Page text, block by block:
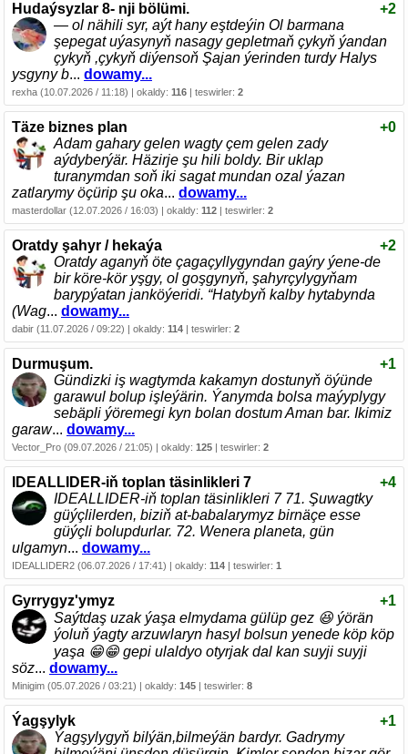
Hudaýsyzlar 8- nji bölümi.
+2
— ol nähili syr, aýt hany eştdeýin Ol barmana
şepegat uýasynyň nasagy gepletmaň çykyň ýandan
çykyň ,çykyň diýensoň Şajan ýerinden turdy Halys
ysgyny b... dowamy...
rexha (10.07.2026 / 11:18) | okaldy: 116 | teswirler: 2
Täze biznes plan
+0
Adam gahary gelen wagty çem gelen zady
aýdyberýär. Häzirje şu hili boldy. Bir uklap
turanymdan soň iki sagat mundan ozal ýazan
zatlarymy öçürip şu oka... dowamy...
masterdollar (12.07.2026 / 16:03) | okaldy: 112 | teswirler: 2
Oratdy şahyr / hekaýa
+2
Oratdy aganyň öte çagaçyllygyndan gaýry ýene-de
bir köre-kör yşgy, ol goşgynyň, şahyrçylygyňam
barypýatan janköýeridi. “Hatybyň kalby hytabynda
(Wag... dowamy...
dabir (11.07.2026 / 09:22) | okaldy: 114 | teswirler: 2
Durmuşum.
+1
Gündizki iş wagtymda kakamyn dostunyň öýünde
garawul bolup işleýärin. Ýanymda bolsa maýyplygy
sebäpli ýöremegi kyn bolan dostum Aman bar. Ikimiz
garaw... dowamy...
Vector_Pro (09.07.2026 / 21:05) | okaldy: 125 | teswirler: 2
IDEALLIDER-iň toplan täsinlikleri 7
+4
IDEALLIDER-iň toplan täsinlikleri 7 71. Şuwagtky
güýçlilerden, biziň at-babalarymyz birnäçe esse
güýçli bolupdurlar. 72. Wenera planeta, gün
ulgamyn... dowamy...
IDEALLIDER2 (06.07.2026 / 17:41) | okaldy: 114 | teswirler: 1
Gyrrygyz'ymyz
+1
Saýtdaş uzak ýaşa elmydama gülüp gez 😆 ýörän
ýoluň ýagty arzuwlaryn hasyl bolsun yenede köp köp
yaşa 😁😁 gepi ulaldyo otyrjak dal kan suyji suyji
söz... dowamy...
Minigim (05.07.2026 / 03:21) | okaldy: 145 | teswirler: 8
Ýagşylyk
+1
Ýagşylygyň bilýän,bilmeýän bardyr. Gadrymy